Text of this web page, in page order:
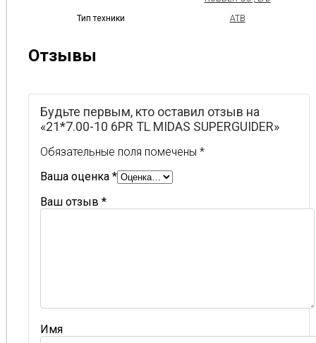
Тип техники
АТВ
Отзывы
Будьте первым, кто оставил отзыв на
«21*7.00-10 6PR TL MIDAS SUPERGUIDER»
Обязательные поля помечены *
Ваша оценка *
Ваш отзыв *
Имя